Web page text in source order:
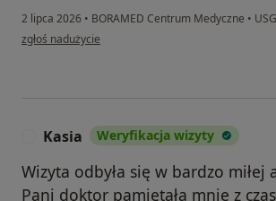
2 lipca 2026 • BORAMED Centrum Medyczne •
w opinii użytkownika Aleksandra
zgłoś nadużycie
Kasia Weryfikacja wizyty
Wizyta odbyła się w bardzo miłej
Pani doktor pamiętała mnie z